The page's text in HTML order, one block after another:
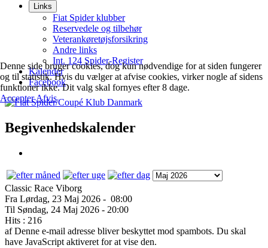
Links
Fiat Spider klubber
Reservedele og tilbehør
Veterankøretøjsforsikring
Andre links
Int. 124 Spider-Register
Kalender
Facebook
Begivenhedskalender
Classic Race Viborg
Fra Lørdag, 23 Maj 2026 - 08:00
Til Søndag, 24 Maj 2026 - 20:00
Hits : 216
afDenne e-mail adresse bliver beskyttet mod spambots. Du skal
have JavaScript aktiveret for at vise den.
Denne side bruger cookies, dog kun nødvendige for at siden fungerer
og til statistik. Hvis du vælger at afvise cookies, virker nogle af sidens
funktioner ikke. Dit valg skal fornyes efter 8 dage.
Accepter Afvis